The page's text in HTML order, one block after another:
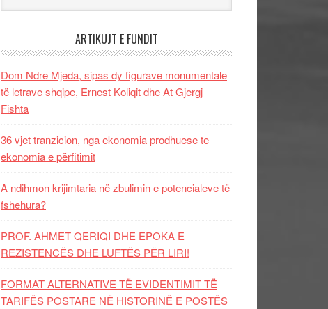
ARTIKUJT E FUNDIT
Dom Ndre Mjeda, sipas dy figurave monumentale
të letrave shqipe, Ernest Koliqit dhe At Gjergj
Fishta
36 vjet tranzicion, nga ekonomia prodhuese te
ekonomia e përfitimit
A ndihmon krijimtaria në zbulimin e potencialeve të
fshehura?
PROF. AHMET QERIQI DHE EPOKA E
REZISTENCЁS DHE LUFTЁS PЁR LIRI!
FORMAT ALTERNATIVE TË EVIDENTIMIT TË
TARIFËS POSTARE NË HISTORINË E POSTËS